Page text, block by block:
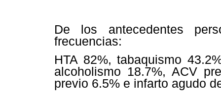
De los antecedentes
frecuencias:
HTA 82%, tabaquismo
alcoholismo 18.7%, ACV
previo 6.5% e infarto agudo